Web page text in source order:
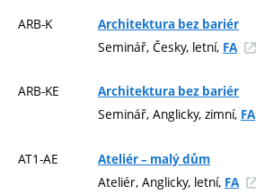
ARB-K Architektura bez bariér
Seminář, Česky, letní, FA
ARB-KE Architektura bez bariér
Seminář, Anglicky, zimní, FA
AT1-AE Ateliér – malý dům
Ateliér, Anglicky, letní, FA